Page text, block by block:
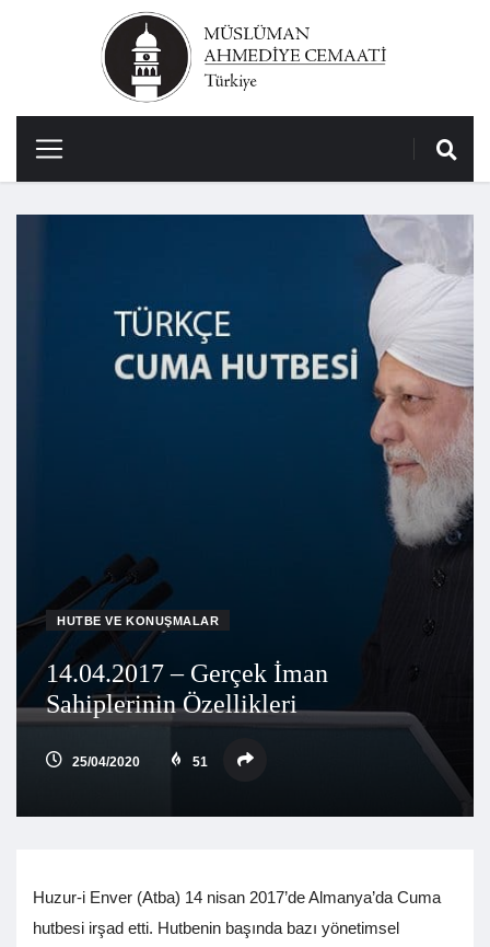
HUTBE VE KONUŞMALAR
14.04.2017 – Gerçek İman
Sahiplerinin Özellikleri
25/04/2020 51
Huzur-i Enver (Atba) 14 nisan 2017’de Almanya’da Cuma
hutbesi irşad etti. Hutbenin başında bazı yönetimsel